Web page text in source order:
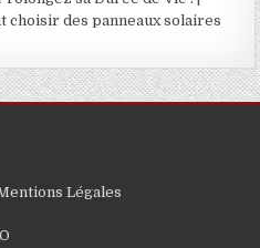
choisir des panneaux solaires
Légales